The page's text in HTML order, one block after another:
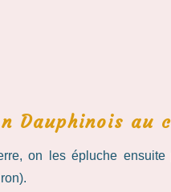
Dauphinois au
on les épluche